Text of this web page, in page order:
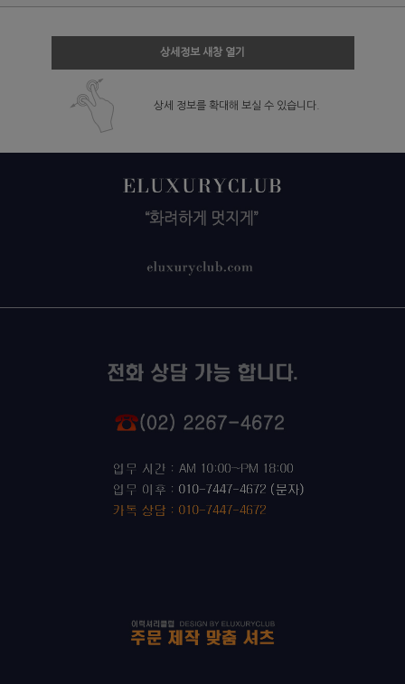
상세정보 새창 열기
상세 정보를 확대해 보실 수 있습니다.